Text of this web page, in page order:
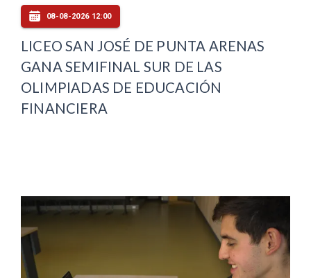
08-08-2026 12:00
LICEO SAN JOSÉ DE PUNTA ARENAS
GANA SEMIFINAL SUR DE LAS
OLIMPIADAS DE EDUCACIÓN
FINANCIERA